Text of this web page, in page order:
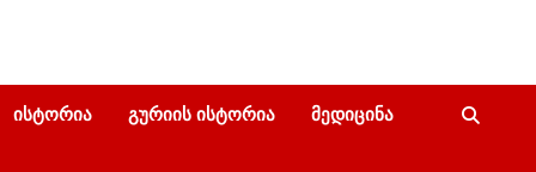
ᲘᲡᲢᲝᲠᲘᲐ ᲒᲣᲠᲘᲘᲡ ᲘᲡᲢᲝᲠᲘᲐ ᲛᲔᲓᲘᲪᲘᲜᲐ